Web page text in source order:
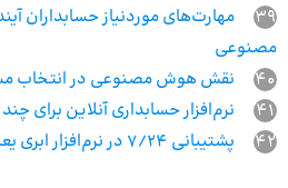
39
مهارت‌های موردنیاز حسابداران
مصنوعی
40
نقش هوش مصنوعی در انتخاب
41
نرم‌افزار حسابداری آنلاین برای
42
پشتیبانی 7/24 در نرم‌افزار ابری یعنی چه؟